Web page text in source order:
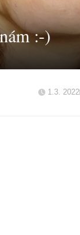
:-)
1.3. 2022